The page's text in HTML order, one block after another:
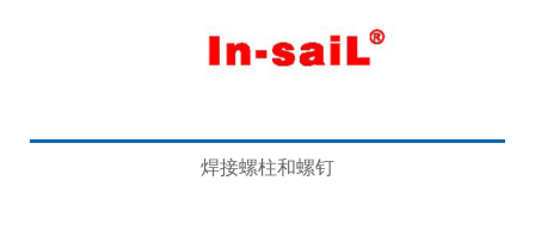
焊接螺柱和螺钉